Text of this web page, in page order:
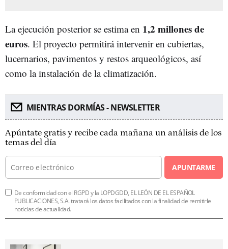
La ejecución posterior se estima en 1,2 millones de
euros. El proyecto permitirá intervenir en cubiertas,
lucernarios, pavimentos y restos arqueológicos, así
como la instalación de la climatización.
MIENTRAS DORMÍAS - NEWSLETTER
Apúntate gratis y recibe cada mañana un análisis de los
temas del día
APUNTARME
De conformidad con el RGPD y la LOPDGDD, EL LEÓN DE EL ESPAÑOL
PUBLICACIONES, S.A. tratará los datos facilitados con la finalidad de remitirle
noticias de actualidad.